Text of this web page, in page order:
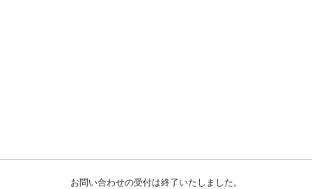
お問い合わせの受付は終了いたしました。